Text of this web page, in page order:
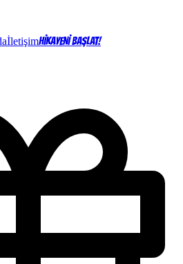
İletişimHİKAYENİ BAŞLAT!